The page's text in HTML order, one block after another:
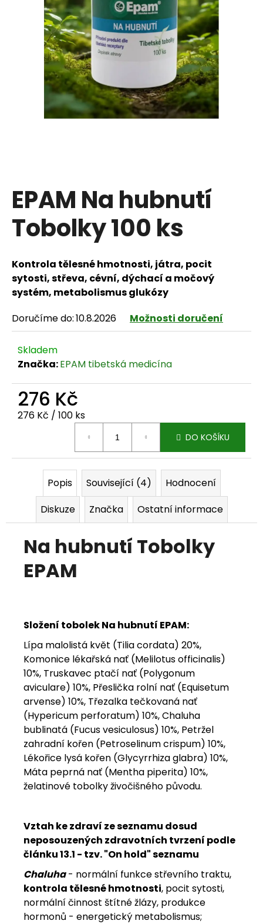
EPAM Na hubnutí
Tobolky 100 ks
Kontrola tělesné hmotnosti, játra, pocit
sytosti, střeva, cévní, dýchací a močový
systém, metabolismus glukózy
Doručíme do:10.8.2026 Možnosti doručení
Skladem
Značka:EPAM tibetská medicína
276 Kč
Měrná cena:
276 Kč / 100 ks
DO KOŠÍKU
Popis Související (4)
Hodnocení
Diskuze
Značka Ostatní informace
Na hubnutí Tobolky
EPAM
Složení tobolek Na hubnutí EPAM:
Lípa malolistá květ (Tilia cordata) 20%,
Komonice lékařská nať (Melilotus officinalis)
10%, Truskavec ptačí nať (Polygonum
aviculare) 10%, Přeslička rolní nať (Equisetum
arvense) 10%, Třezalka tečkovaná nať
(Hypericum perforatum) 10%, Chaluha
bublinatá (Fucus vesiculosus) 10%, Petržel
zahradní kořen (Petroselinum crispum) 10%,
Lékořice lysá kořen (Glycyrrhiza glabra) 10%,
Máta peprná nať (Mentha piperita) 10%,
želatinové tobolky živočišného původu.
Vztah ke zdraví ze seznamu dosud
neposouzených zdravotních tvrzení podle
článku 13.1 - tzv. "On hold" seznamu
Chaluha- normální funkce střevního traktu,
kontrola tělesné hmotnosti, pocit sytosti,
normální činnost štítné žlázy, produkce
hormonů - energetický metabolismus;
í
t
?
HLEDAT
o
p
r
u